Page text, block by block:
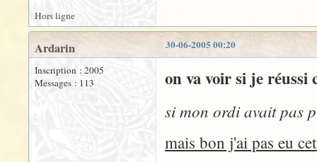
Hors ligne
30-06-2005 00:20
Ardarin
Inscription : 2005
Messages : 113
on va voir si je réussi
si mon ordi avait pas
mais bon j'ai pas eu